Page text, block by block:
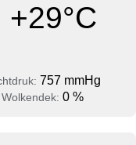
+29°C
757 mmHg
Wolkendek: 0 %